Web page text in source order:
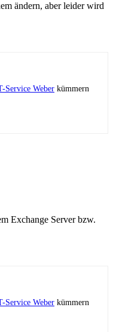
ändern, aber leider wird
Service Weber kümmern
Exchange Server bzw.
Service Weber kümmern